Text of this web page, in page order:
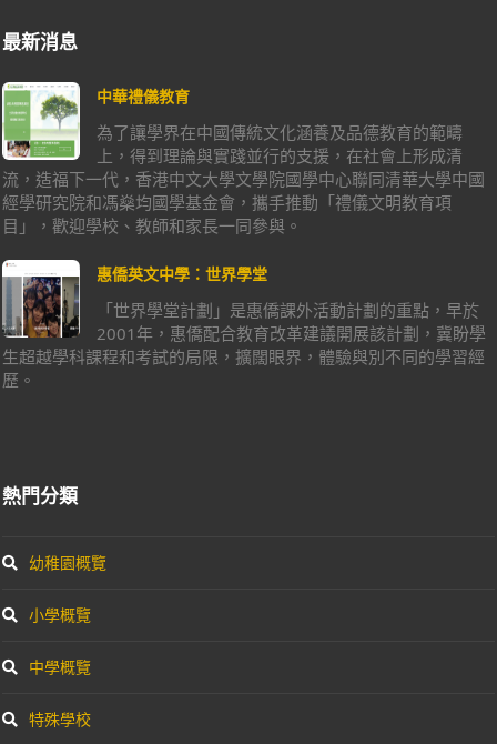
最新消息
中華禮儀教育
為了讓學界在中國傳統文化涵養及品德教育的範疇
上，得到理論與實踐並行的支援，在社會上形成清
流，造福下一代，香港中文大學文學院國學中心聯同清華大學中國
經學研究院和馮燊均國學基金會，攜手推動「禮儀文明教育項
目」，歡迎學校、教師和家長一同參與。
惠僑英文中學：世界學堂
「世界學堂計劃」是惠僑課外活動計劃的重點，早於
2001年，惠僑配合教育改革建議開展該計劃，冀盼學
生超越學科課程和考試的局限，擴闊眼界，體驗與別不同的學習經
歷。
熱門分類
幼稚園概覽
小學概覽
中學概覽
特殊學校